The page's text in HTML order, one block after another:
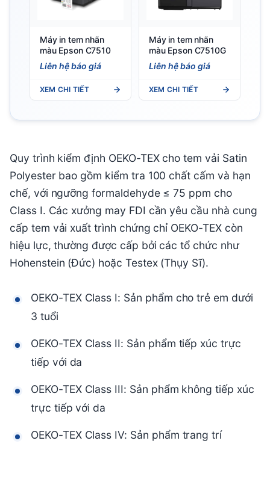
Máy in tem nhãn
màu Epson C7510
Liên hệ báo giá
XEM CHI TIẾT
Máy in tem nhãn
màu Epson C7510G
Liên hệ báo giá
XEM CHI TIẾT
Quy trình kiểm định OEKO-TEX cho tem vải Satin
Polyester bao gồm kiểm tra 100 chất cấm và hạn
chế, với ngưỡng formaldehyde ≤ 75 ppm cho
Class I. Các xưởng may FDI cần yêu cầu nhà cung
cấp tem vải xuất trình chứng chỉ OEKO-TEX còn
hiệu lực, thường được cấp bởi các tổ chức như
Hohenstein (Đức) hoặc Testex (Thụy Sĩ).
OEKO-TEX Class I: Sản phẩm cho trẻ em dưới
3 tuổi
OEKO-TEX Class II: Sản phẩm tiếp xúc trực
tiếp với da
OEKO-TEX Class III: Sản phẩm không tiếp xúc
trực tiếp với da
OEKO-TEX Class IV: Sản phẩm trang trí